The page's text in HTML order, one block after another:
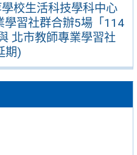
校生活科技學科中心
學習社群合辦5場「114
北市教師專業學習社
期)